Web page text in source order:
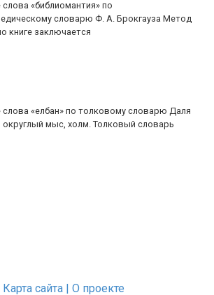
слова «библиомантия» по
словарю Ф. А. Брокгауза Метод
книге заключается
слова «елбан» по толковому словарю Даля
мыс, холм. Толковый словарь
Карта сайта | О проекте